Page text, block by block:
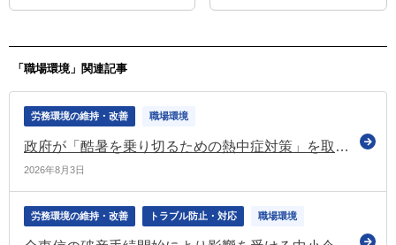
「職場環境」関連記事
労務環境の維持・改善 職場環境
政府が「酷暑を乗り切るための熱中症対策」を取りまとめ 高齢者・子供・労働者の熱中症対策を推進
2026年8月3日
労務環境の維持・改善 トラブル防止・対応 職場環境